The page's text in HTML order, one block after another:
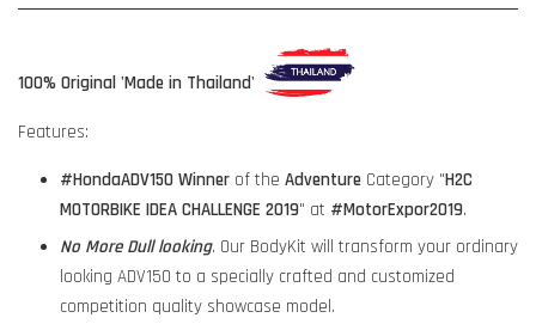
100% Original 'Made in Thailand'
Features:
#HondaADV150 Winner of the Adventure Category "H2C
MOTORBIKE IDEA CHALLENGE 2019" at #MotorExpor2019.
No More Dull looking. Our BodyKit will transform your ordinary
looking ADV150 to a specially crafted and customized
competition quality showcase model.